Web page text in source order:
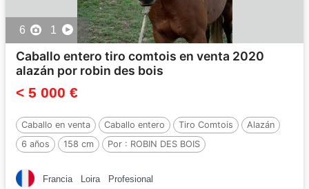
6 1
Caballo entero tiro comtois en venta 2020
alazán por robin des bois
< 5 000 €
Caballo en venta Caballo entero Tiro Comtois
Alazán
6 años
158 cm Por : ROBIN DES BOIS
Francia Loira Profesional